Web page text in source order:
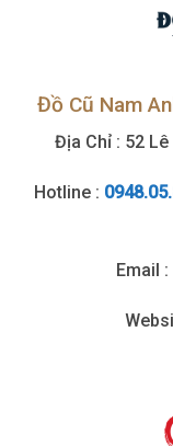
Đồ Cũ Nam
Địa Chỉ : 52
Hotline :
Email